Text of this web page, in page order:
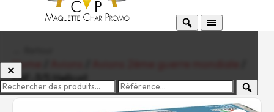
Home
F6F-3/5 Hellcat